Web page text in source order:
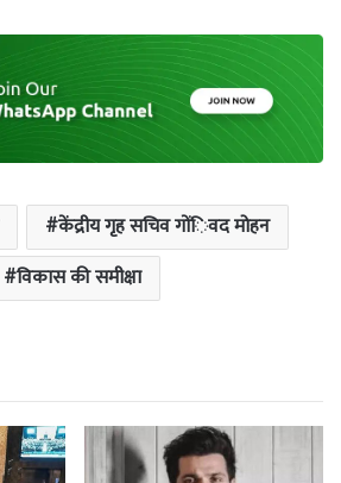
केंद्रीय गृह सचिव गोंिवद मोहन
विकास की समीक्षा